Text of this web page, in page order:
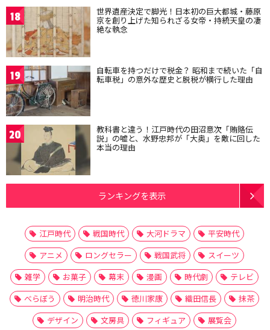
18 世界遺産決定で脚光！日本初の巨大都城・藤原
京を創り上げた知られざる女帝・持統天皇の凄
絶な執念
19 自転車を持つだけで税金？ 昭和まで続いた「自
転車税」の意外な歴史と脱税が横行した理由
20 教科書と違う！江戸時代の田沼意次「賄賂伝
説」の嘘と、水野忠邦が「大奥」を敵に回した
本当の理由
ランキングを表示
江戸時代 戦国時代 大河ドラマ
平安時代
アニメ
ロングセラー 戦国武将
スイーツ
雑学
お菓子 幕末 漫画 時代劇
テレビ
べらぼう
明治時代 徳川家康 織田信長
抹茶
デザイン
文房具 フィギュア
展覧会